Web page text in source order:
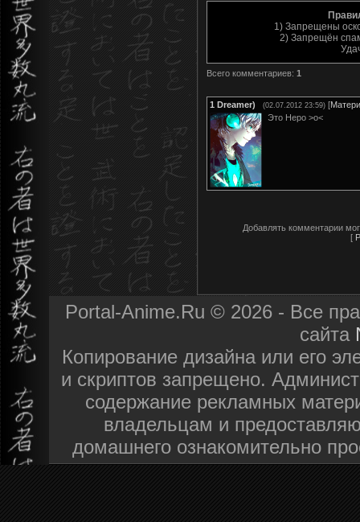
1) Запрещены
2) Запрещён
Всего комментариев: 1
1 Dreamer) (02.07.2012 23:59) [
Это Неро >o<
Добавлять комментарии
[
Portal-Anime.Ru © 2026 - Все
сайта
Копирование дизайна или его
и скриптов запрещено.
содержание рекламных
владельцам и
домашнего ознакомительно